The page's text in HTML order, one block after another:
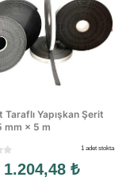
Taraflı Yapışkan Şerit
mm × 5 m
1 adet stokta
1.204,48 ₺